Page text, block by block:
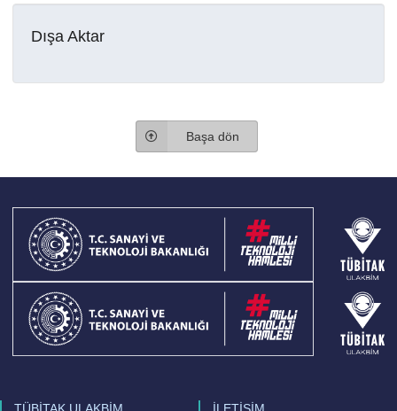
Dışa Aktar
Başa dön